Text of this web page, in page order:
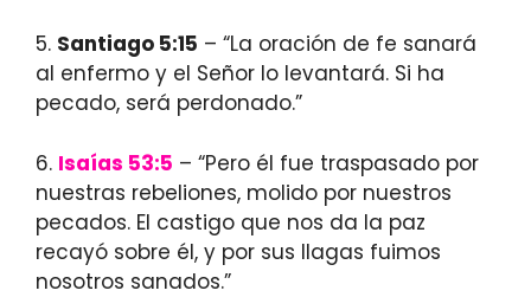
5. Santiago 5:15 – “La oración de fe sanará
al enfermo y el Señor lo levantará. Si ha
pecado, será perdonado.”
6. Isaías 53:5 – “Pero él fue traspasado por
nuestras rebeliones, molido por nuestros
pecados. El castigo que nos da la paz
recayó sobre él, y por sus llagas fuimos
nosotros sanados.”